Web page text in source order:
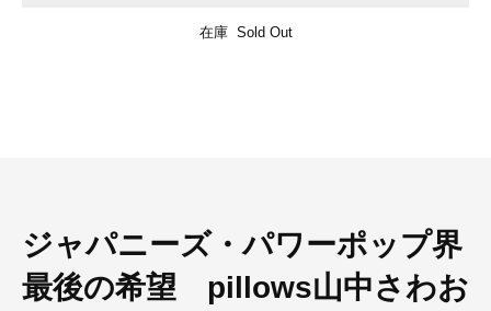
在庫 Sold Out
ジャパニーズ・パワーポップ界
最後の希望 pillows山中さわお